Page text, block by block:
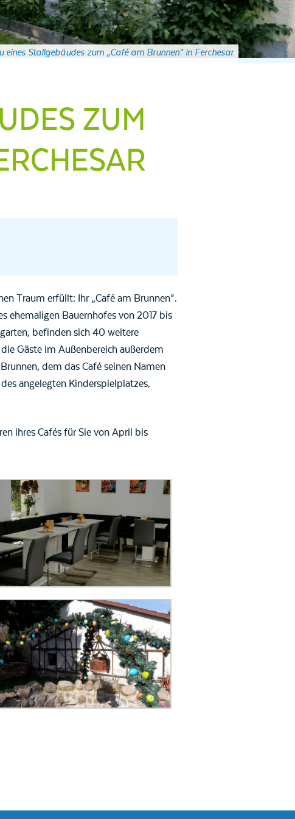
eines Stallgebäudes zum „Café am Brunnen“ in Ferchesar
ZUM
Traum erfüllt: Ihr „Café am Brunnen“.
ehemaligen Bauernhofes von 2017 bis
befinden sich 40 weitere
Gäste im Außenbereich außerdem
dem das Café seinen Namen
angelegten Kinderspielplatzes,
ihres Cafés für Sie von April bis